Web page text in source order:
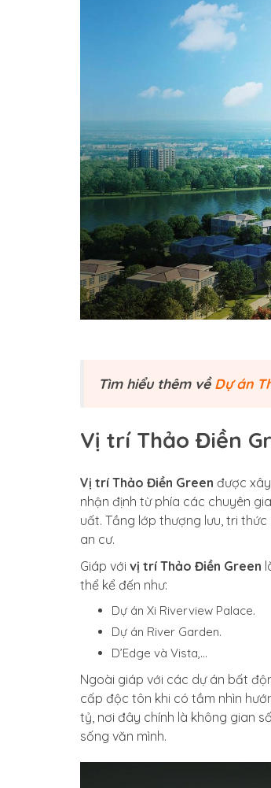
Tìm hiểu thêm vềDự án
Vị trí Thảo Điền
Vị trí Thảo Điền Green được xây
nhận định từ phía các chuyên
uất. Tầng lớp thượng lưu, tri
an cư.
Giáp với vị trí Thảo Điền Green
thể kể đến như:
Dự án Xi Riverview Palace.
Dự án River Garden.
D’Edge và Vista,…
Ngoài giáp với các dự án bất
cấp độc tôn khi có tầm nhìn
tỷ, nơi đây chính là không gian
sống văn mình.